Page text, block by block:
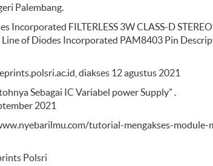
Palembang.
Incorporated FILTERLESS 3W CLASS-D
of Diodes Incorporated PAM8403 Pin
diakses 12 agustus 2021
Sebagai IC Variabel power Supply” .
2021
tutorial-mengakses-
Polsri